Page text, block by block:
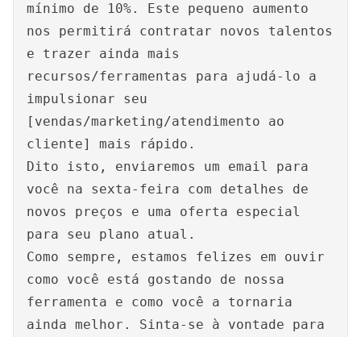
mínimo de 10%. Este pequeno aumento
nos permitirá contratar novos talentos
e trazer ainda mais
recursos/ferramentas para ajudá-lo a
impulsionar seu
[vendas/marketing/atendimento ao
cliente] mais rápido.
Dito isto, enviaremos um email para
você na sexta-feira com detalhes de
novos preços e uma oferta especial
para seu plano atual.
Como sempre, estamos felizes em ouvir
como você está gostando de nossa
ferramenta e como você a tornaria
ainda melhor. Sinta-se à vontade para